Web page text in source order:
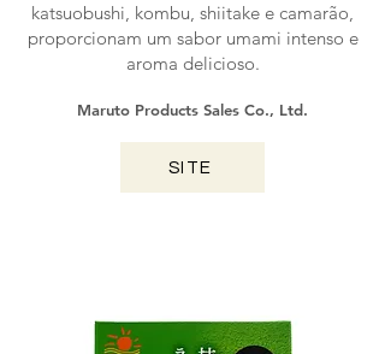
katsuobushi, kombu, shiitake e camarão,
proporcionam um sabor umami intenso e
aroma delicioso.
Maruto Products Sales Co., Ltd.
SITE